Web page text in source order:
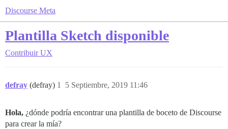
Discourse Meta
Plantilla Sketch disponible
Contribuir UX
defray (defray) 5 Septiembre, 2019 11:46
1
Hola, ¿dónde podría encontrar una plantilla de boceto de Discourse
para crear la mía?